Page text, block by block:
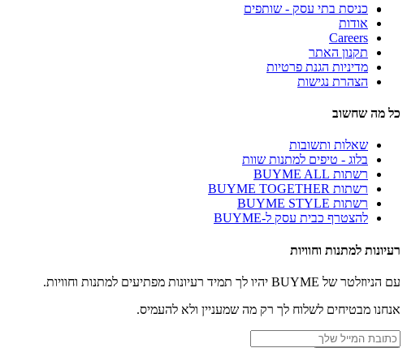
כניסת בתי עסק - שותפים
אודות
Careers
תקנון האתר
מדיניות הגנת פרטיות
הצהרת נגישות
כל מה שחשוב
שאלות ותשובות
בלוג - טיפים למתנות שוות
רשתות BUYME ALL
רשתות BUYME TOGETHER
רשתות BUYME STYLE
להצטרף כבית עסק ל-BUYME
רעיונות למתנות וחוויות
עם הניוזלטר של BUYME יהיו לך תמיד רעיונות מפתיעים למתנות וחוויות.
אנחנו מבטיחים לשלוח לך רק מה שמעניין ולא להעמיס.